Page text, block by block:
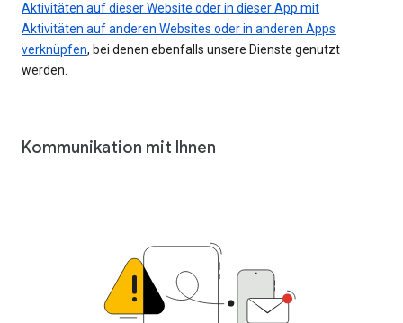
Aktivitäten auf dieser Website oder in dieser App mit
Aktivitäten auf anderen Websites oder in anderen Apps
verknüpfen, bei denen ebenfalls unsere Dienste genutzt
werden.
Kommunikation mit Ihnen